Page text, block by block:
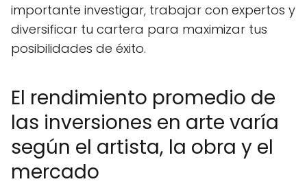
importante investigar, trabajar con expertos y
diversificar tu cartera para maximizar tus
posibilidades de éxito.
El rendimiento promedio de
las inversiones en arte varía
según el artista, la obra y el
mercado